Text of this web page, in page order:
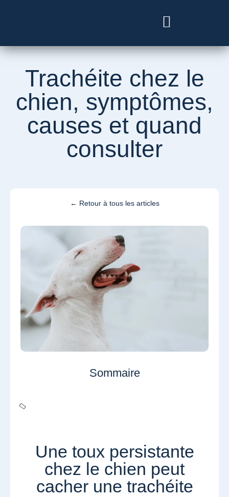
Trachéite chez le
chien, symptômes,
causes et quand
consulter
← Retour à tous les articles
Sommaire
Une toux persistante
chez le chien peut
cacher une trachéite